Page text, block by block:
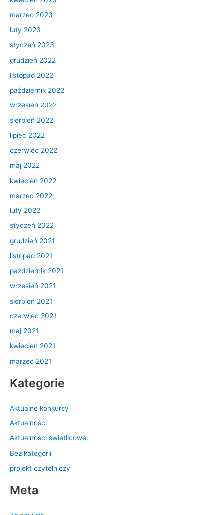
marzec 2023
luty 2023
styczeń 2023
grudzień 2022
listopad 2022
październik 2022
wrzesień 2022
sierpień 2022
lipiec 2022
czerwiec 2022
maj 2022
kwiecień 2022
marzec 2022
luty 2022
styczeń 2022
grudzień 2021
listopad 2021
październik 2021
wrzesień 2021
sierpień 2021
czerwiec 2021
maj 2021
kwiecień 2021
marzec 2021
Kategorie
Aktualne konkursy
Aktualności
Aktualności świetlicowe
Bez kategorii
projekt czytelniczy
Meta